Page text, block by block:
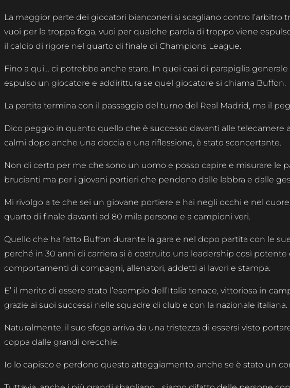
La maggior parte dei giocatori bianconeri si scagliano contro l’arbitro
vuoi per la troppa foga, vuoi per qualche parola di troppo viene
il calcio di rigore nel quarto di finale di Champions League.
Fino a qui… ci potrebbe anche stare. In quei casi di parapiglia
espulso un giocatore e addirittura se quel giocatore si chiama Buffon.
La partita termina con il passaggio del turno del Real Madrid, ma il
Dico peggio in quanto quello che è successo davanti alle
calmi dopo anche una doccia e una riflessione, è stato sconcertante.
Non di certo per me che sono un uomo e posso capire e misurare le
brucianti ma per i giovani portieri che pendono dalle labbra e dalle
Mi rivolgo a te che sei un giovane portiere e hai negli occhi e nel
quarto di finale davanti ad 80 mila persone e a campioni veri.
Quello che ha fatto Buffon durante la gara e nel dopo partita con le
perché in 30 anni di carriera si è costruito una leadership così
comportamenti di compagni, allenatori, addetti ai lavori e stampa.
E’ il merito di essere stato l’esempio dell’Italia tenace, vittoriosa in
grazie ai suoi successi nelle squadre di club e con la nazionale italiana.
Naturalmente, il suo sfogo arriva da una tristezza di essersi visto
coppa dalle grandi orecchie.
Io lo capisco e perdono questo atteggiamento, anche se è stato un